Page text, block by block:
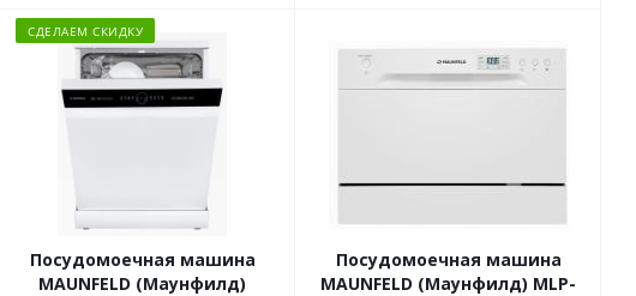
СДЕЛАЕМ СКИДКУ
Посудомоечная машина
MAUNFELD (Маунфилд)
Посудомоечная машина
MAUNFELD (Маунфилд) MLP-